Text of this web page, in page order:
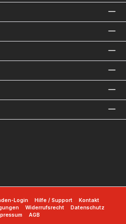
Login Hilfe / Support
Kontakt
Widerrufsrecht
Datenschutz
AGB